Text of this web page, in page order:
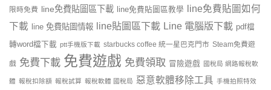
限時免費 line免費貼圖區下載 line免費貼圖區教學
line免費貼圖如何
下載 line 免費貼圖情報 line貼圖區下載 Line 電腦版下載 pdf檔
轉word檔下載 ptt手機版下載 starbucks coffee 統一星巴克門市 Steam免費遊
戲 免費下載 免費遊戲 免費領取 冒險遊戲 國稅局 網路報稅軟
體 報稅扣除額 報稅試算 報稅軟體 國稅局 惡意軟體移除工具 手機拍照特效